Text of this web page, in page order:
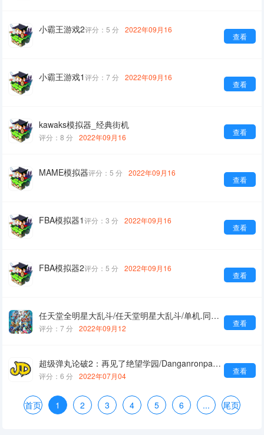
小霸王游戏2
查看
评分：5 分 2022年09月16
小霸王游戏1
查看
评分：7 分 2022年09月16
kawaks模拟器_经典街机
查看
评分：8 分 2022年09月16
MAME模拟器
查看
评分：5 分 2022年09月16
FBA模拟器1
查看
评分：3 分 2022年09月16
FBA模拟器2
查看
评分：5 分 2022年09月16
任天堂全明星大乱斗/任天堂明星大乱斗/单机.同屏多人
查看
评分：7 分 2022年09月12
超级弹丸论破2：再见了绝望学园/Danganronpa 2: Goodbye Despair
查看
评分：6 分 2022年07月04
首页 1 2 3 4 5 6 ... 尾页